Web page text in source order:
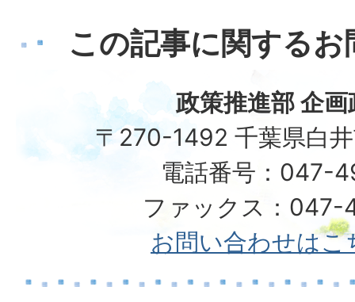
この記事に関する
政策推進部 企画
〒270-1492 千葉県白
電話番号：047-
ファックス：047-
お問い合わせはこ